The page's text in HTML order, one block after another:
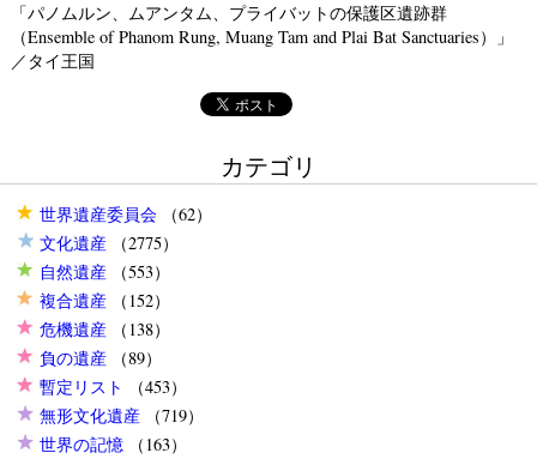
「パノムルン、ムアンタム、プライバットの保護区遺跡群
（Ensemble of Phanom Rung, Muang Tam and Plai Bat Sanctuaries）」
／タイ王国
カテゴリ
世界遺産委員会（62）
文化遺産（2775）
自然遺産（553）
複合遺産（152）
危機遺産（138）
負の遺産（89）
暫定リスト
（453）
無形文化遺産（719）
世界の記憶（163）